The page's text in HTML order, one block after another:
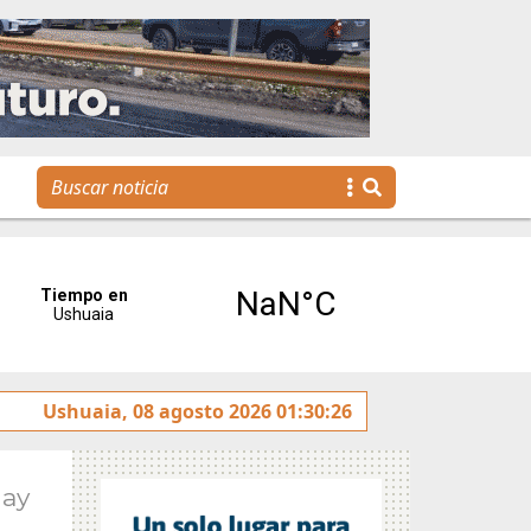
sobre la avenida Héroes de Malvinas
Ushuaia, 08 agosto 2026 01:30:26